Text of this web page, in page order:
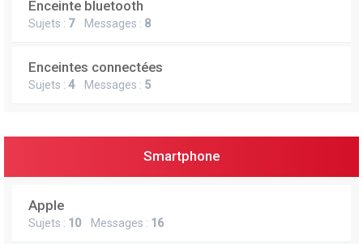
Enceinte bluetooth
Sujets : 7Messages : 8
Enceintes connectées
Sujets : 4Messages : 5
Smartphone
Apple
Sujets : 10 Messages : 16